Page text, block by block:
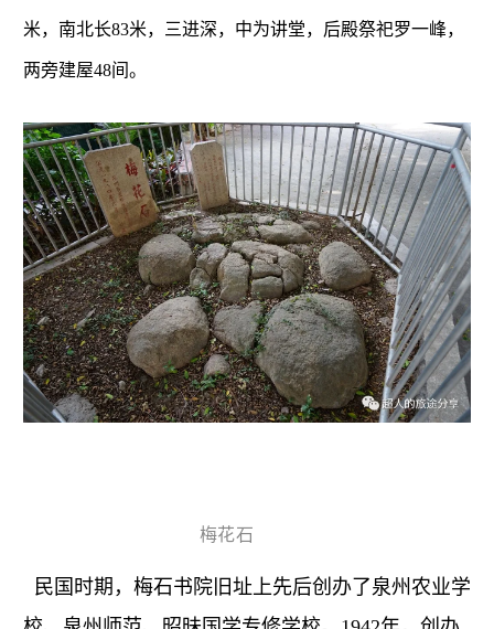
米，南北长83米，三进深，中为讲堂，后殿祭祀罗一峰，
两旁建屋48间。
梅花石
民国时期，梅石书院旧址上先后创办了泉州农业学